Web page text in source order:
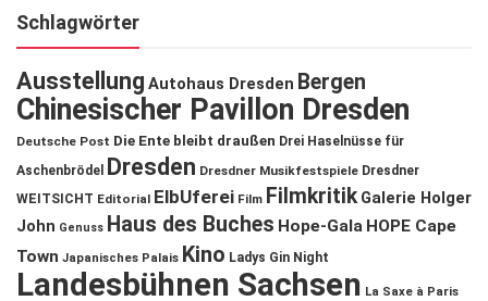
Schlagwörter
Ausstellung Autohaus Dresden Bergen
Chinesischer Pavillon Dresden
Deutsche Post Die Ente bleibt draußen Drei Haselnüsse für
Aschenbrödel
Dresden Dresdner Musikfestspiele Dresdner
WEITSICHT Editorial ElbUferei Film Filmkritik Galerie Holger
John Genuss Haus des Buches Hope-Gala HOPE Cape
Town Japanisches Palais Kino Ladys Gin Night
Landesbühnen Sachsen La Saxe à Paris